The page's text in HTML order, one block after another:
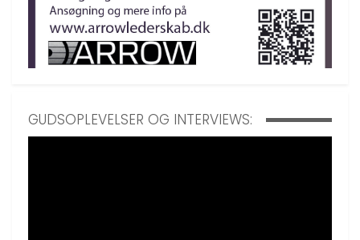
GUDSOPLEVELSER OG INTERVIEWS: